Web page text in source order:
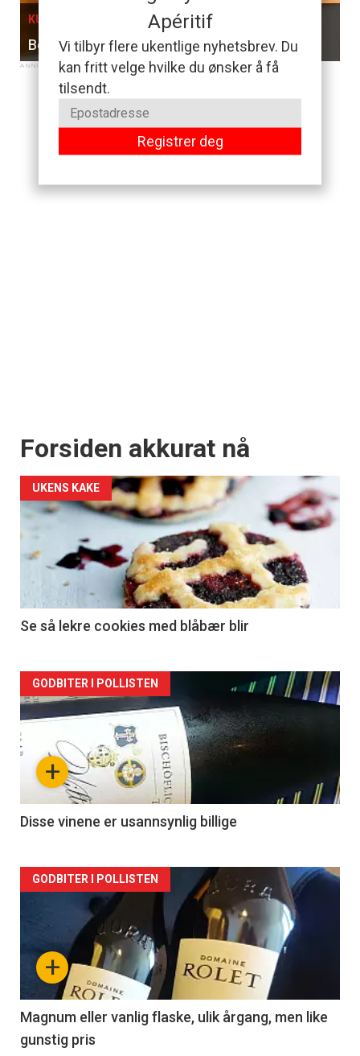
Apéritif
Vi tilbyr flere ukentlige nyhetsbrev. Du
kan fritt velge hvilke du ønsker å få
tilsendt.
Registrer deg
KURS I OSLO, 05. SEPTEMBER
Bobler & Brunsj
Forsiden akkurat nå
UKENS KAKE
Se så lekre cookies med blåbær blir
Forsiden
akkurat
nå
2
+
GODBITER I POLLISTEN
Disse vinene er usannsynlig billige
Forsiden
akkurat
nå
3
+
GODBITER I POLLISTEN
Magnum eller vanlig flaske, ulik årgang, men like
gunstig pris